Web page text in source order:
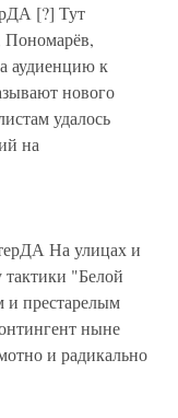
[?] Тут
аудиенцию к
нового
удалось
на
На улицах и
тактики "Белой
и престарелым
ныне
и радикально